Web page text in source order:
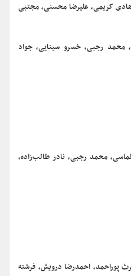
کریمی، علیرضا محسنی، مجتبی
محمد رجبی، خسرو سینایی، جواد
محمد رجبی، نادر طالب‌زاده،
پوراحمد، احمدرضا درویش، فرشته